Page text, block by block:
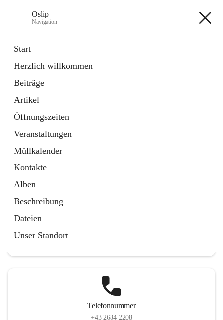
Oslip
Navigation
Start
Herzlich willkommen
Beiträge
Artikel
Öffnungszeiten
Veranstaltungen
Müllkalender
Kontakte
Alben
Beschreibung
Dateien
Unser Standort
Externe Webseite
in
Tab
Bundeskanzleramt Österreich
Externe Webseite
öffnet
in
neuem
Tab
Telefonnummer
+43 2684 2208